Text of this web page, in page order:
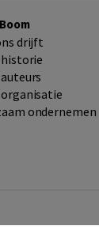
drijft
ondernemen